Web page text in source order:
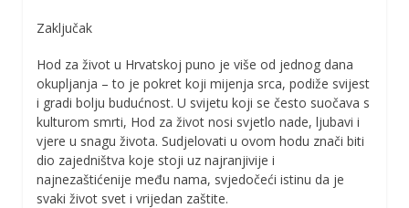
Zaključak
Hod za život u Hrvatskoj puno je više od jednog dana
okupljanja – to je pokret koji mijenja srca, podiže svijest
i gradi bolju budućnost. U svijetu koji se često suočava s
kulturom smrti, Hod za život nosi svjetlo nade, ljubavi i
vjere u snagu života. Sudjelovati u ovom hodu znači biti
dio zajedništva koje stoji uz najranjivije i
najnezaštićenije među nama, svjedočeći istinu da je
svaki život svet i vrijedan zaštite.